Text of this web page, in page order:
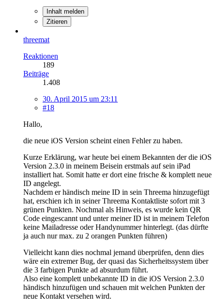
Inhalt melden
Zitieren
threemat
Reaktionen
189
Beiträge
1.408
30. April 2015 um 23:11
#18
Hallo,
die neue iOS Version scheint einen Fehler zu haben.
Kurze Erklärung, war heute bei einem Bekannten der die iOS
Version 2.3.0 in meinem Beisein erstmals auf sein iPad
installiert hat. Somit hatte er dort eine frische & komplett neue
ID angelegt.
Nachdem er händisch meine ID in sein Threema hinzugefügt
hat, erschien ich in seiner Threema Kontaktliste sofort mit 3
grünen Punkten. Nochmal als Hinweis, es wurde kein QR
Code eingescannt und unter meiner ID ist in meinem Telefon
keine Mailadresse oder Handynummer hinterlegt. (das dürfte
ja auch nur max. zu 2 orangen Punkten führen)
Vielleicht kann dies nochmal jemand überprüfen, denn dies
wäre ein extremer Bug, der quasi das Sicherheitssystem über
die 3 farbigen Punkte ad absurdum führt.
Also eine komplett unbekannte ID in die iOS Version 2.3.0
händisch hinzufügen und schauen mit welchen Punkten der
neue Kontakt versehen wird.